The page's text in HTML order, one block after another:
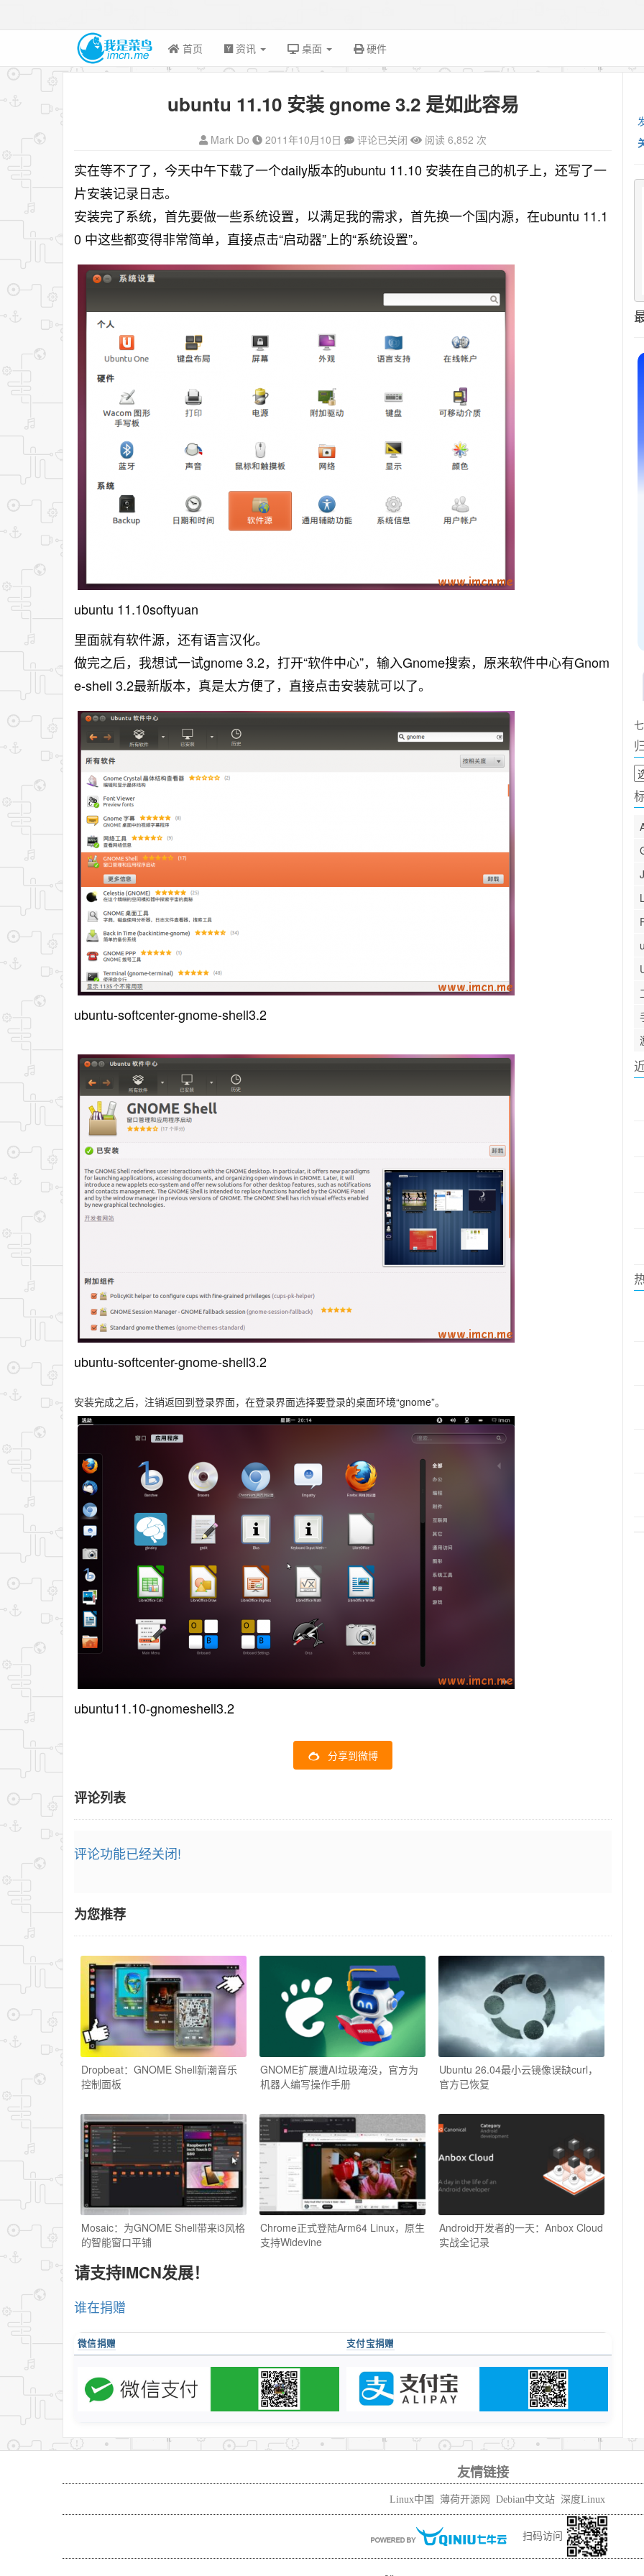
首页 资讯 桌面 硬件
ubuntu 11.10 安装 gnome 3.2 是如此容易
Mark Do 2011年10月10日 评论已关闭 阅读 6,852 次
实在等不了了，今天中午下载了一个daily版本的ubuntu 11.10 安装在自己的机子上，还写了一
片安装记录日志。
安装完了系统，首先要做一些系统设置，以满足我的需求，首先换一个国内源，在ubuntu 11.1
0 中这些都变得非常简单，直接点击“启动器”上的“系统设置”。
ubuntu 11.10softyuan
里面就有软件源，还有语言汉化。
做完之后，我想试一试gnome 3.2，打开“软件中心”，输入Gnome搜索，原来软件中心有Gnom
e-shell 3.2最新版本，真是太方便了，直接点击安装就可以了。
ubuntu-softcenter-gnome-shell3.2
ubuntu-softcenter-gnome-shell3.2
安装完成之后，注销返回到登录界面，在登录界面选择要登录的桌面环境“gnome”。
ubuntu11.10-gnomeshell3.2
分享到微博
评论列表
评论功能已经关闭!
为您推荐
Dropbeat：GNOME Shell新潮音乐
控制面板
GNOME扩展遭AI垃圾淹没，官方为
机器人编写操作手册
Ubuntu 26.04最小云镜像误缺curl，
官方已恢复
Mosaic：为GNOME Shell带来i3风格
的智能窗口平铺
Chrome正式登陆Arm64 Linux，原生
支持Widevine
Android开发者的一天：Anbox Cloud
实战全记录
请支持IMCN发展！
谁在捐赠
微信捐赠 支付宝捐赠
归
档
友情链接
Linux中国 薄荷开源网 Debian中文站 深度Linux
扫码访问